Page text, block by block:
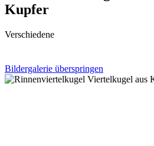
Kupfer
Verschiedene
Bildergalerie überspringen